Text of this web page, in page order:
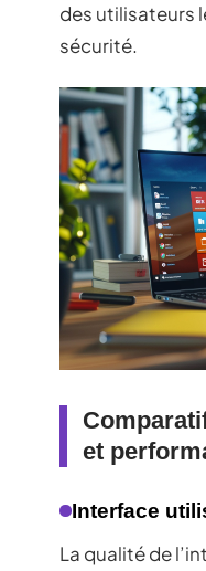
des utilisateurs
sécurité.
et
Interface
La qualité de